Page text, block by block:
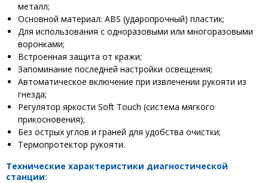
металл;
Основной материал: ABS (ударопрочный) пластик;
Для использования с одноразовыми или многоразовыми
воронками;
Встроенная защита от кражи;
Запоминание последней настройки освещения;
Автоматическое включение при извлечении рукояти из
гнезда;
Регулятор яркости Soft Touch (система мягкого
прикосновения);
Без острых углов и граней для удобства очистки;
Термопротектор рукояти.
Технические характеристики диагностической
станции: